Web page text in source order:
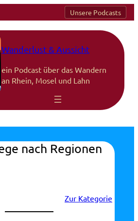
Unsere Podcasts
Wanderlust & Aussicht
ein Podcast über das Wandern
an Rhein, Mosel und Lahn
nach Regionen
Zur Kategorie